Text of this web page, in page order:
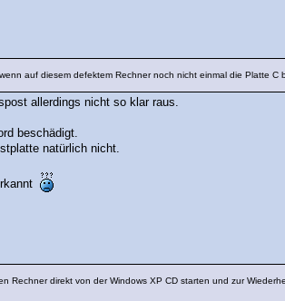
auf diesem defektem Rechner noch nicht einmal die Platte C
allerdings nicht so klar raus.
beschädigt.
natürlich nicht.
Rechner direkt von der Windows XP CD starten und zur